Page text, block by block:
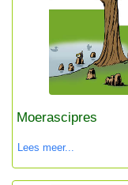
Moerascipres
Lees meer...